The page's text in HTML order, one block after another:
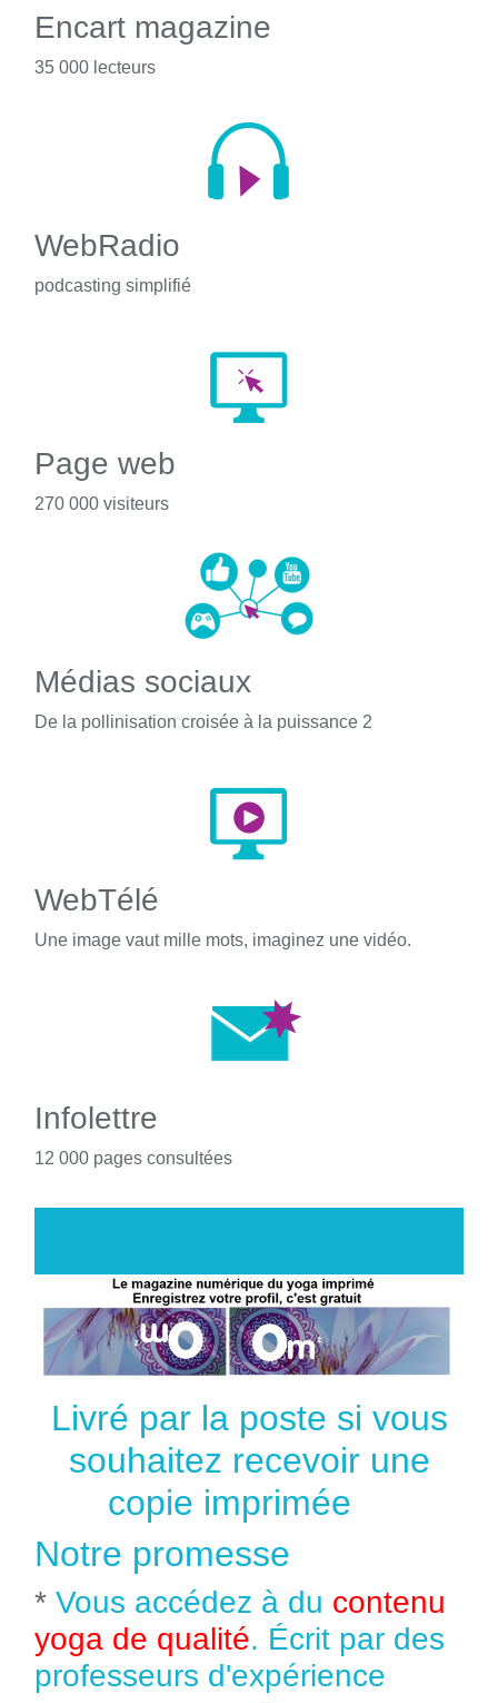
Encart magazine
35 000 lecteurs
WebRadio
podcasting simplifié
Page web
270 000 visiteurs
Médias sociaux
De la pollinisation croisée à la puissance 2
WebTélé
Une image vaut mille mots, imaginez une vidéo.
Infolettre
12 000 pages consultées
Livré par la poste si vous
souhaitez recevoir une
copie imprimée
Notre promesse
* Vous accédez à du contenu
yoga de qualité. Écrit par des
professeurs d'expérience